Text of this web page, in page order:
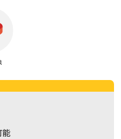
能